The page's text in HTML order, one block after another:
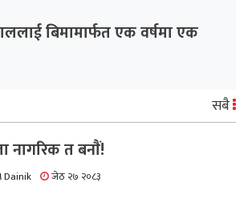
बिमामार्फत एक वर्षमा एक
सबै
नागरिक त बनाैं!
Dainik जेठ २७ २०८३